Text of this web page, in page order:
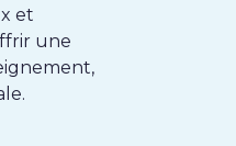
et
une